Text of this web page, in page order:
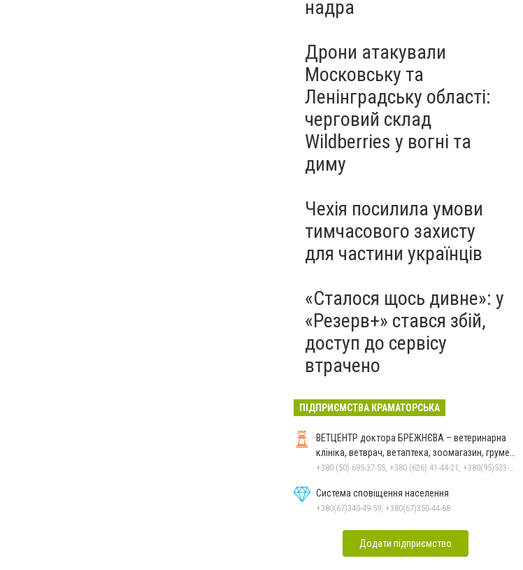
надра
Дрони атакували
Московську та
Ленінградську області:
черговий склад
Wildberries у вогні та
диму
Чехія посилила умови
тимчасового захисту
для частини українців
«Сталося щось дивне»: у
«Резерв+» стався збій,
доступ до сервісу
втрачено
ПІДПРИЄМСТВА КРАМАТОРСЬКА
ВЕТЦЕНТР доктора БРЕЖНЄВА – ветеринарна
клініка, ветврач, ветаптека, зоомагазин, грумер,
стрижки.
+380 (50) 695-37-55, +380 (626) 41-44-21, +380(95)533-90-03
Система сповіщення населення
+380(67)340-49-59, +380(67)350-44-68
Додати підприємство